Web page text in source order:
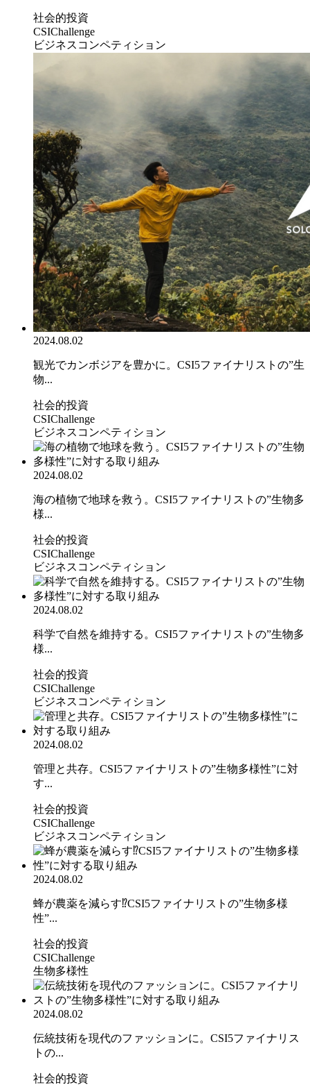
社会的投資
CSIChallenge
ビジネスコンペティション
2024.08.02
観光でカンボジアを豊かに。CSI5ファイナリストの”生
物...
社会的投資
CSIChallenge
ビジネスコンペティション
2024.08.02
海の植物で地球を救う。CSI5ファイナリストの”生物多
様...
社会的投資
CSIChallenge
ビジネスコンペティション
2024.08.02
科学で自然を維持する。CSI5ファイナリストの”生物多
様...
社会的投資
CSIChallenge
ビジネスコンペティション
2024.08.02
管理と共存。CSI5ファイナリストの”生物多様性”に対
す...
社会的投資
CSIChallenge
ビジネスコンペティション
2024.08.02
蜂が農薬を減らす⁉CSI5ファイナリストの”生物多様
性”...
社会的投資
CSIChallenge
生物多様性
2024.08.02
伝統技術を現代のファッションに。CSI5ファイナリス
トの...
社会的投資